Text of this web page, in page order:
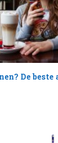
De beste